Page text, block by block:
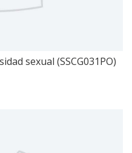
sexual (SSCG031PO)